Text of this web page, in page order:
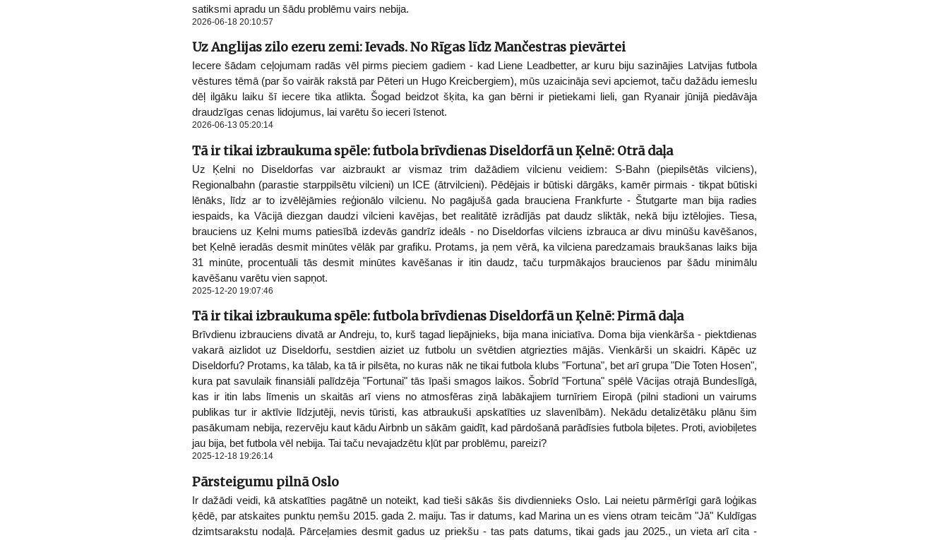
satiksmi apradu un šādu problēmu vairs nebija.
2026-06-18 20:10:57
Uz Anglijas zilo ezeru zemi: Ievads. No Rīgas līdz Mančestras pievārtei
Iecere šādam ceļojumam radās vēl pirms pieciem gadiem - kad Liene Leadbetter, ar kuru biju sazinājies Latvijas futbola
vēstures tēmā (par šo vairāk rakstā par Pēteri un Hugo Kreicbergiem), mūs uzaicināja sevi apciemot, taču dažādu iemeslu
dēļ ilgāku laiku šī iecere tika atlikta. Šogad beidzot šķita, ka gan bērni ir pietiekami lieli, gan Ryanair jūnijā piedāvāja
draudzīgas cenas lidojumus, lai varētu šo ieceri īstenot.
2026-06-13 05:20:14
Tā ir tikai izbraukuma spēle: futbola brīvdienas Diseldorfā un Ķelnē: Otrā daļa
Uz Ķelni no Diseldorfas var aizbraukt ar vismaz trim dažādiem vilcienu veidiem: S-Bahn (piepilsētās vilciens),
Regionalbahn (parastie starppilsētu vilcieni) un ICE (ātrvilcieni). Pēdējais ir būtiski dārgāks, kamēr pirmais - tikpat būtiski
lēnāks, līdz ar to izvēlējāmies reģionālo vilcienu. No pagājušā gada brauciena Frankfurte - Štutgarte man bija radies
iespaids, ka Vācijā diezgan daudzi vilcieni kavējas, bet realitātē izrādījās pat daudz sliktāk, nekā biju iztēlojies. Tiesa,
brauciens uz Ķelni mums patiesībā izdevās gandrīz ideāls - no Diseldorfas vilciens izbrauca ar divu minūšu kavēšanos,
bet Ķelnē ieradās desmit minūtes vēlāk par grafiku. Protams, ja ņem vērā, ka vilciena paredzamais braukšanas laiks bija
31 minūte, procentuāli tās desmit minūtes kavēšanas ir itin daudz, taču turpmākajos braucienos par šādu minimālu
kavēšanu varētu vien sapņot.
2025-12-20 19:07:46
Tā ir tikai izbraukuma spēle: futbola brīvdienas Diseldorfā un Ķelnē: Pirmā daļa
Brīvdienu izbrauciens divatā ar Andreju, to, kurš tagad liepājnieks, bija mana iniciatīva. Doma bija vienkārša - piektdienas
vakarā aizlidot uz Diseldorfu, sestdien aiziet uz futbolu un svētdien atgriezties mājās. Vienkārši un skaidri. Kāpēc uz
Diseldorfu? Protams, ka tālab, ka tā ir pilsēta, no kuras nāk ne tikai futbola klubs "Fortuna", bet arī grupa "Die Toten Hosen",
kura pat savulaik finansiāli palīdzēja "Fortunai" tās īpaši smagos laikos. Šobrīd "Fortuna" spēlē Vācijas otrajā Bundeslīgā,
kas ir itin labs līmenis un skaitās arī viens no atmosfēras ziņā labākajiem turnīriem Eiropā (pilni stadioni un vairums
publikas tur ir aktīvie līdzjutēji, nevis tūristi, kas atbraukuši apskatīties uz slavenībām). Nekādu detalizētāku plānu šim
pasākumam nebija, rezervēju kaut kādu Airbnb un sākām gaidīt, kad pārdošanā parādīsies futbola biļetes. Proti, aviobiļetes
jau bija, bet futbola vēl nebija. Tai taču nevajadzētu kļūt par problēmu, pareizi?
2025-12-18 19:26:14
Pārsteigumu pilnā Oslo
Ir dažādi veidi, kā atskatīties pagātnē un noteikt, kad tieši sākās šis divdiennieks Oslo. Lai neietu pārmērīgi garā loģikas
ķēdē, par atskaites punktu ņemšu 2015. gada 2. maiju. Tas ir datums, kad Marina un es viens otram teicām "Jā" Kuldīgas
dzimtsarakstu nodaļā. Pārceļamies desmit gadus uz priekšu - tas pats datums, tikai gads jau 2025., un vieta arī cita -